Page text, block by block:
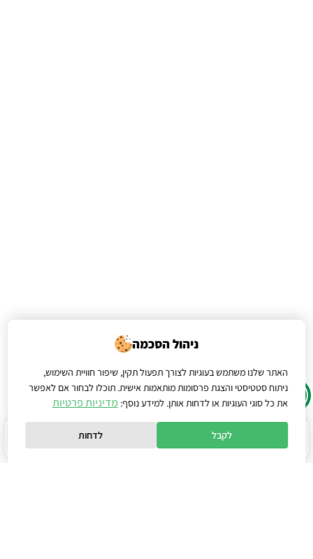
ניהול הסכמה
האתר שלנו משתמש בעוגיות לצורך תפעול תקין, שיפור חוויית השימוש,
ניתוח סטטיסטי והצגת פרסומות מותאמות אישית. תוכלו לבחור אם לאפשר
את כל סוגי העוגיות או לדחות אותן. למידע נוסף:מדיניות פרטיות
לקבל לדחות